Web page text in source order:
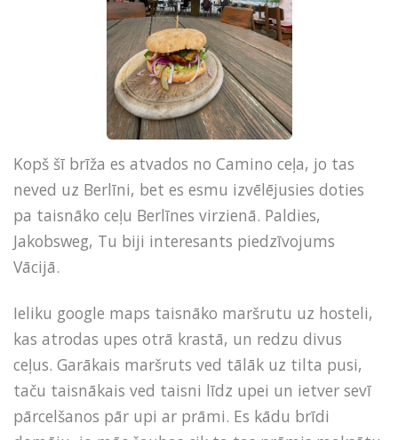
Kopš šī brīža es atvados no Camino ceļa, jo tas
neved uz Berlīni, bet es esmu izvēlējusies doties
pa taisnāko ceļu Berlīnes virzienā. Paldies,
Jakobsweg, Tu biji interesants piedzīvojums
Vācijā.
Ieliku google maps taisnāko maršrutu uz hosteli,
kas atrodas upes otrā krastā, un redzu divus
ceļus. Garākais maršruts ved tālāk uz tilta pusi,
taču taisnākais ved taisni līdz upei un ietver sevī
pārcelšanos pār upi ar prāmi. Es kādu brīdi